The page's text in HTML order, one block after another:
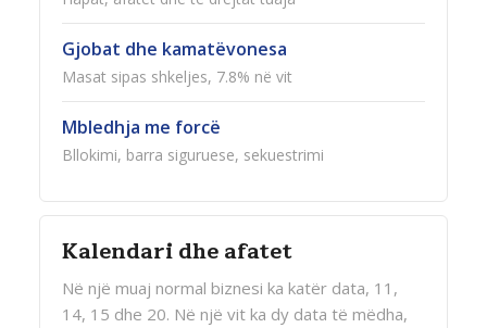
Gjobat dhe kamatëvonesa
Masat sipas shkeljes, 7.8% në vit
Mbledhja me forcë
Bllokimi, barra siguruese, sekuestrimi
Kalendari dhe afatet
Në një muaj normal biznesi ka katër data, 11,
14, 15 dhe 20. Në një vit ka dy data të mëdha,